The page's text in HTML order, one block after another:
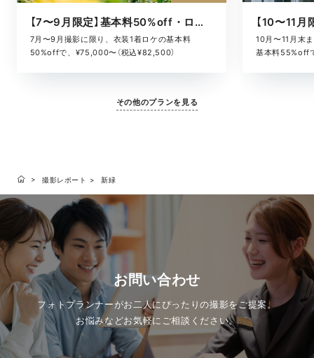
【7〜9月限定】基本料50%off・ロケキャンペーン
7月〜9月撮影に限り、衣装1着ロケの基本料
50%offで、¥75,000〜（税込¥82,500）
10月〜11月末
基本料55%off
その他のプランを見る
撮影レポート 新緑
お問い合わせ
フォトプランナーがお二人にぴったりの撮影をご提案。
お悩みなどお気軽にご相談ください。